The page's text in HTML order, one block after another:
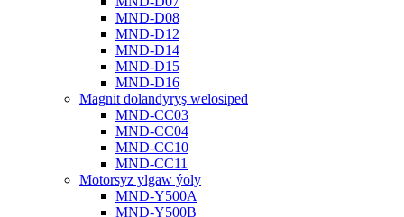
MND-D08
MND-D12
MND-D14
MND-D15
MND-D16
Magnit dolandyryş welosiped
MND-CC03
MND-CC04
MND-CC10
MND-CC11
Motorsyz ylgaw ýoly
MND-Y500A
MND-Y500B